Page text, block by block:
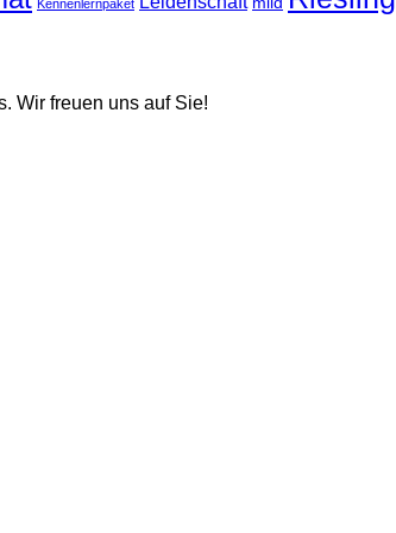
Kennenlernpaket
Wir freuen uns auf Sie!